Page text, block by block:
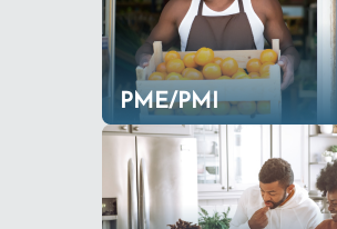
PME/PMI